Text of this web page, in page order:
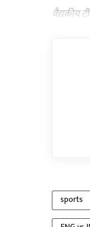
वैद्यकीय
sports